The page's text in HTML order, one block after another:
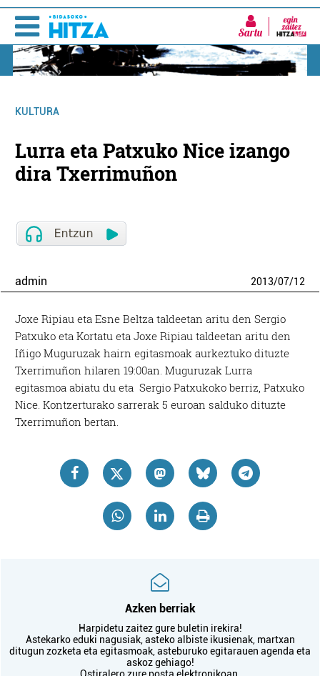
Sartu
KULTURA
Lurra eta Patxuko Nice izango
dira Txerrimuñon
admin 2013/07/12
Joxe Ripiau eta Esne Beltza taldeetan aritu den Sergio
Patxuko eta Kortatu eta Joxe Ripiau taldeetan aritu den
Iñigo Muguruzak hairn egitasmoak aurkeztuko dituzte
Txerrimuñon hilaren 19:00an. Muguruzak Lurra
egitasmoa abiatu du eta Sergio Patxukoko berriz, Patxuko
Nice. Kontzerturako sarrerak 5 euroan salduko dituzte
Txerrimuñon bertan.
Azken berriak
Harpidetu zaitez gure buletin irekira!
Astekarko eduki nagusiak, asteko albiste ikusienak, martxan
ditugun zozketa eta egitasmoak, asteburuko egitarauen agenda eta
askoz gehiago!